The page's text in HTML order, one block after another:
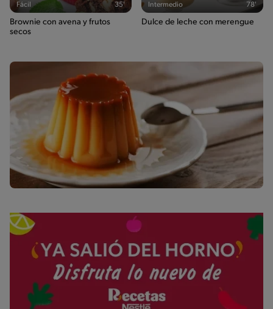
Fácil 35'
Brownie con avena y frutos
secos
Intermedio 78'
Dulce de leche con merengue